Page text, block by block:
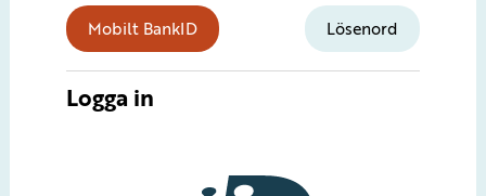
Mobilt BankID Lösenord
Logga in